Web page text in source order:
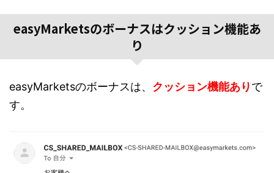
easyMarketsのボーナスはクッション機能あ
り
easyMarketsのボーナスは、 クッション機能ありで
す。